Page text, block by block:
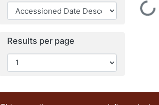
Results per page
Loading...